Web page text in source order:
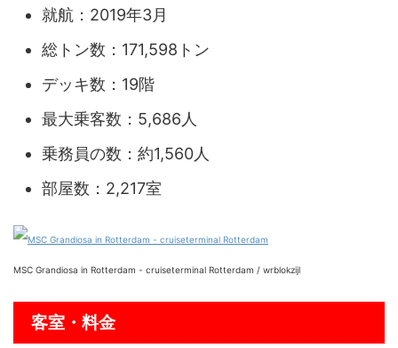
就航：2019年3月
総トン数：171,598トン
デッキ数：19階
最大乗客数：5,686人
乗務員の数：約1,560人
部屋数：2,217室
MSC Grandiosa in Rotterdam - cruiseterminal Rotterdam / wrblokzijl
客室・料金